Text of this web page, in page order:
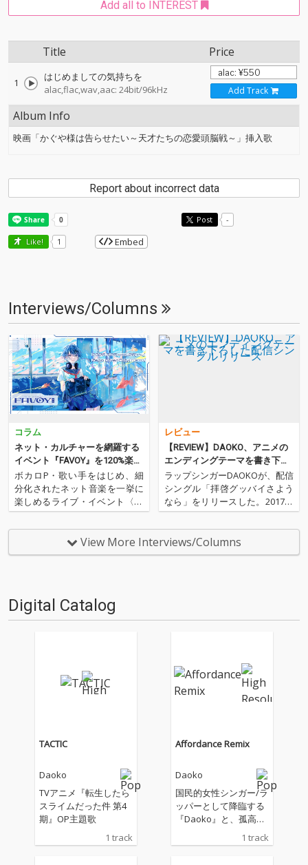
Add all to INTEREST
Title Price
1
はじめましての気持ちを
alac,flac,wav,aac: 24bit/96kHz
Add Track
Album Info
映画「かぐや様は告らせたい～天才たちの恋愛頭脳戦～」挿入歌
Report about incorrect data
Post -
Like! 1 Embed
Interviews/Columns
コラム
ネット・カルチャーを網羅する
イベント『FAVOY』を120%楽し
むための予習ガイド──出演アー
ティストの見どころ徹底解説
ボカロP・歌い手をはじめ、細
分化されたネット音楽を一挙に
楽しめるライブ・イベント〈FA
VOY TOKYO〉が、2026年3月25
日(水)・26日(木)の2日間、場所
はZepp DiverCity(TOKYO)にて
開催される。 今回OTOTOYで
レビュー
【REVIEW】DAOKO、アニメの
エンディングテーマを書き下ろ
した配信シングルリリース
ラップシンガーDAOKOが、配信
シングル「拝啓グッバイさよう
なら」をリリースした。2017年
4月から放送中のTVアニメ「神
撃のバハムート VIRGIN SOUL」
の主人公と重なるような想いを
描きながら制作された本作は、
View More Interviews/Columns
Digital Catalog
TACTIC
Daoko
TVアニメ『転生したら
スライムだった件 第4
期』OP主題歌
1 track
Affordance Remix
Daoko
国民的女性シンガー/ラ
ッパーとして降臨する
『Daoko』と、孤高の
オルタナティブHip Ho
pバンド「skillkills」の
1 track